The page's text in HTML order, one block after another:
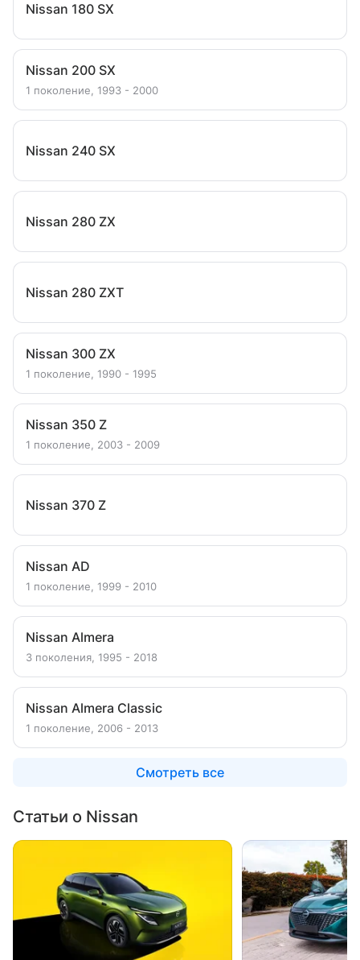
Nissan 180 SX
Nissan 200 SX
1 поколение, 1993 - 2000
Nissan 240 SX
Nissan 280 ZX
Nissan 280 ZXT
Nissan 300 ZX
1 поколение, 1990 - 1995
Nissan 350 Z
1 поколение, 2003 - 2009
Nissan 370 Z
Nissan AD
1 поколение, 1999 - 2010
Nissan Almera
3 поколения, 1995 - 2018
Nissan Almera Classic
1 поколение, 2006 - 2013
Смотреть все
Статьи о Nissan